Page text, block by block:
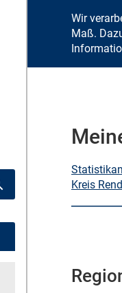
Suche starten
Wir
Maß.
Kreis